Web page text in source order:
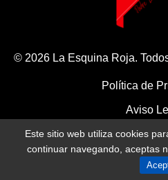
© 2026 La Esquina Roja.
Política de
Aviso
Política de
Este sitio web utiliza cookies
continuar navegando, aceptas